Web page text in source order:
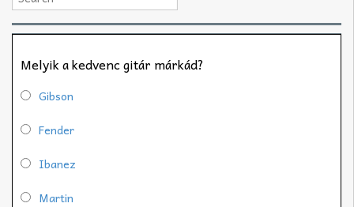
Melyik a kedvenc gitár márkád?
Gibson
Fender
Ibanez
Martin